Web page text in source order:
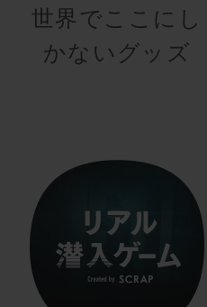
世界でここにし
かないグッズ